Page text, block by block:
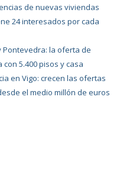
de nuevas viviendas
24 interesados por cada
Pontevedra: la oferta de
5.400 pisos y casa
en Vigo: crecen las ofertas
el medio millón de euros